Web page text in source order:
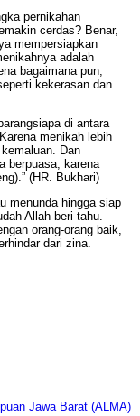
pernikahan
cerdas? Benar,
mempersiapkan
adalah
bagaimana pun,
kekerasan dan
di antara
menikah lebih
Dan
berpuasa; karena
(HR. Bukhari)
menunda hingga siap
Allah beri tahu.
orang-orang baik,
dari zina.
Jawa Barat (ALMA)